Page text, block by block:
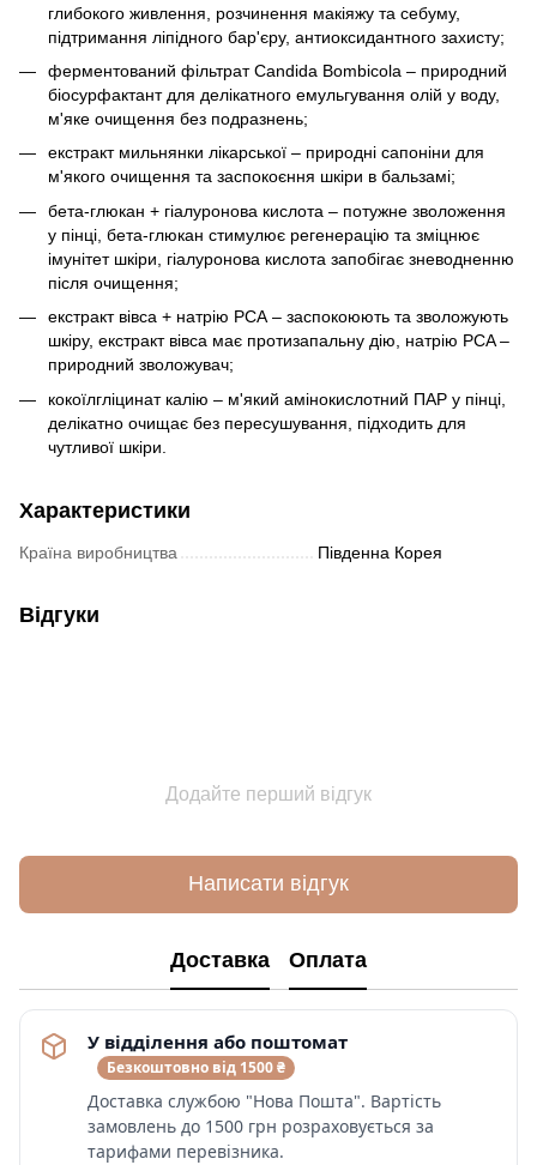
глибокого живлення, розчинення макіяжу та себуму,
підтримання ліпідного бар'єру, антиоксидантного захисту;
ферментований фільтрат Candida Bombicola – природний
біосурфактант для делікатного емульгування олій у воду,
м'яке очищення без подразнень;
екстракт мильнянки лікарської – природні сапоніни для
м'якого очищення та заспокоєння шкіри в бальзамі;
бета-глюкан + гіалуронова кислота – потужне зволоження
у пінці, бета-глюкан стимулює регенерацію та зміцнює
імунітет шкіри, гіалуронова кислота запобігає зневодненню
після очищення;
екстракт вівса + натрію PCA – заспокоюють та зволожують
шкіру, екстракт вівса має протизапальну дію, натрію PCA –
природний зволожувач;
кокоїлгліцинат калію – м'який амінокислотний ПАР у пінці,
делікатно очищає без пересушування, підходить для
чутливої шкіри.
Характеристики
Країна виробництва Південна Корея
Відгуки
Додайте перший відгук
Написати відгук
Доставка Оплата
У відділення або поштомат
Безкоштовно від 1500 ₴
Доставка службою "Нова Пошта". Вартість
замовлень до 1500 грн розраховується за
тарифами перевізника.